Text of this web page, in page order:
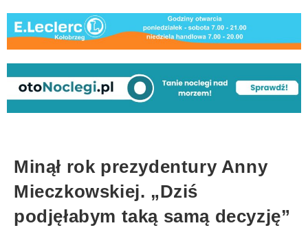
Minął rok prezydentury Anny
Mieczkowskiej. „Dziś
podjęłabym taką samą decyzję”